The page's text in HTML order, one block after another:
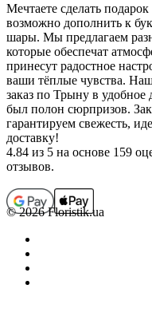
Мечтаете сделать
возможно дополнить к
шары. Мы предлагаем
которые обеспечат
принесут радостное
ваши тёплые чувства.
заказ по Трыну в
был полон сюрпризов.
гарантируем свежесть,
доставку!
4.84 из 5 на основе 159
отзывов.
© 2026 Floristik.ua